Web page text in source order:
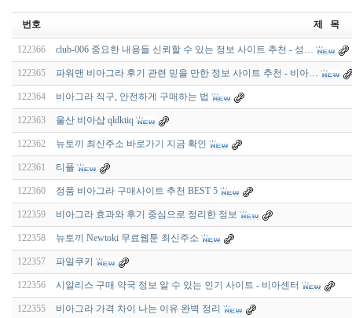
번호 제 목
122366 club-006 중요한 내용들 신뢰할 수 있는 정보 사이트 추천 - 성…
122365 파워맨 비아그라 후기 관련 믿을 만한 정보 사이트 추천 - 비아…
122364 비아그라 직구, 안전하게 구매하는 법
122363 울산 비아샵 qldktiq
122362 뉴토끼 최신주소 바로가기 지금 확인
122361 티플
122360 정품 비아그라 구매사이트 추천 BEST 5
122359 비아그라 효과와 후기 중심으로 정리한 정보
122358 뉴토끼 Newtoki 무료웹툰 최신주소
122357 파일쿠키
122356 시알리스 구매 약국 정보 알 수 있는 인기 사이트 - 비아센터
122355 비아그라 가격 차이 나는 이유 완벽 정리